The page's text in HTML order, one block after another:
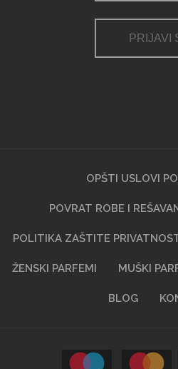
PRIJAVI
OPŠTI USLOVI
POVRAT ROBE I
POLITIKA ZAŠTITE
ŽENSKI PARFEMI MUŠKI
BLOG